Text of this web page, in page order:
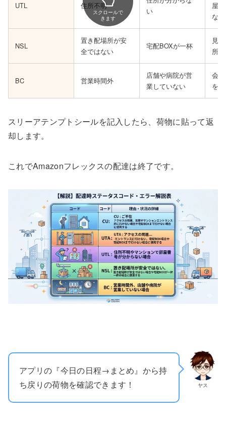
UTL 住所不明
い
屋
ない
NSL
置き配場所が安
全ではない
宅配BOXが一杯
見
所
BC 営業時間外
店舗や病院が営
業していない
会
を
スクロールで
きます
スリーアテンプトシールを記入したら、荷物に貼って返
却します。
これでAmazonフレックスの配達は終了です。
ヤス
アプリの『今日の日程→まとめ』から持
ち戻りの荷物を確認できます！